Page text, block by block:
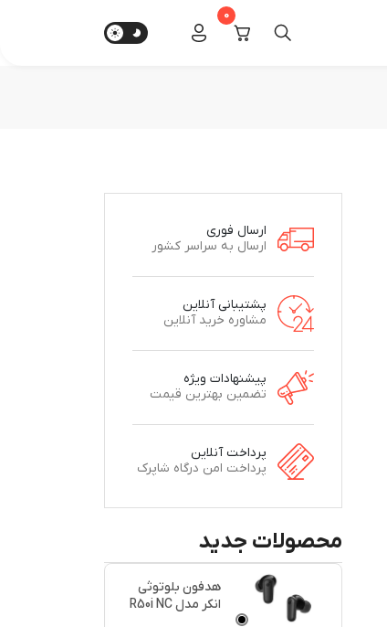
0
ارسال فوری
ارسال به سراسر کشور
پشتیبانی آنلاین
مشاوره خرید آنلاین
پیشنهادات ویژه
تضمین بهترین قیمت
پرداخت آنلاین
پرداخت امن درگاه شاپرک
محصولات جدید
هدفون بلوتوثی
انکر مدل R50i NC